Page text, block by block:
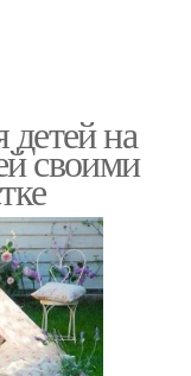
на
своими